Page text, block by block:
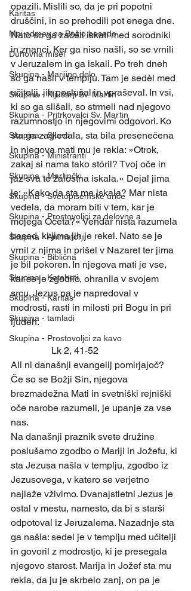
Karitas
Moj odmev na Božjo besedo
Duhovna misel
Skupina - Marijino delo
Skupina - Ključarji Sv. Martin
Skupina - Pritrkovalci Sv. Martin
Skupina - Skavti
Skupina - Ministranti
Skupina - Martinčki
Skupina - Svetopisemske urice
Skupina - Prostovoljci za delovne a
Skupina - Animatorji
Skupina - Biblična
Skupina - Kateheti
Skupina - Karitas
Skupina - tamladi
Skupina - Prostovoljci za kavo
opazili. Mislili so, da je pri popotni
druščini, in so prehodili pot enega dne.
Nato so ga začeli iskati med sorodniki
in znanci. Ker ga niso našli, so se vrnili
v Jeruzalem in ga iskali. Po treh dneh
so ga našli v templju. Tam je sedèl med
učitelji, jih poslušal in vpraševal. In vsi,
ki so ga slišali, so strmeli nad njegovo
razumnostjo in njegovimi odgovori. Ko
sta ga zagledala, sta bila presenečena
in njegova mati mu je rekla: »Otrok,
zakaj si nama tako stóril? Tvoj oče in
jaz sva te žalostna iskala.« Dejal jima
je: »Kako da sta me iskala? Mar nista
vedela, da moram biti v tem, kar je
mojega Očeta?« Vendar nista razumela
besed, ki jima jih je rekel. Nato se je
vrnil z njima in prišel v Nazaret ter jima
je bil pokoren. In njegova mati je vse,
kar se je zgodilo, ohranila v svojem
srcu. Jezus pa je napredoval v
modrosti, rasti in milosti pri Bogu in pri
ljudeh.
                 Lk 2, 41-52
Ali ni današnji evangelij pomirjajoč?
Če so se Božji Sin, njegova
brezmadežna Mati in svetniški rejniški
oče narobe razumeli, je upanje za vse
nas.
Na današnji praznik svete družine
poslušamo zgodbo o Mariji in Jožefu, ki
sta Jezusa našla v templju, zgodbo iz
Jezusovega, v katero se verjetno
najlaže vživimo. Dvanajstletni Jezus je
ostal v mestu, namesto, da bi s starši
odpotoval iz Jeruzalema. Nazadnje sta
ga našla: sedel je v templju med učitelji
in govoril z modrostjo, ki je presegala
njegovo starost. Marija in Jožef sta mu
rekla, da ju je skrbelo zanj, on pa je